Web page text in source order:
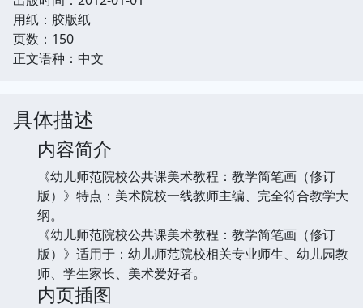
用纸：胶版纸
页数：150
正文语种：中文
具体描述
内容简介
《幼儿师范院校公共课美术教程：教学简笔画（修订
版）》特点：美术院校一线教师主编、完全符合教学大
纲。
《幼儿师范院校公共课美术教程：教学简笔画（修订
版）》适用于：幼儿师范院校相关专业师生、幼儿园教
师、学生家长、美术爱好者。
内页插图